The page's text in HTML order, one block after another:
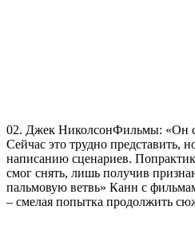
02. Джек НиколсонФильмы: «Он
Сейчас это трудно представить,
написанию сценариев.
смог снять, лишь получив
пальмовую ветвь» Канн с
– смелая попытка продолжить